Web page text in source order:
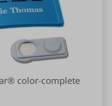
color-complete